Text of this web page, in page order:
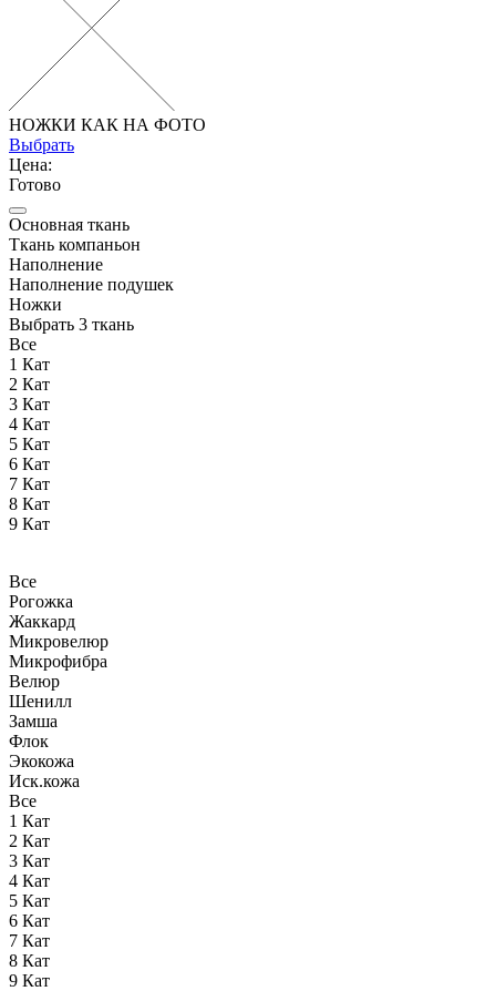
НОЖКИ КАК НА ФОТО
Выбрать
Цена:
Готово
Основная ткань
Ткань компаньон
Наполнение
Наполнение подушек
Ножки
Выбрать 3 ткань
Все
1 Кат
2 Кат
3 Кат
4 Кат
5 Кат
6 Кат
7 Кат
8 Кат
9 Кат
Все
Рогожка
Жаккард
Микровелюр
Микрофибра
Велюр
Шенилл
Замша
Флок
Экокожа
Иск.кожа
Все
1 Кат
2 Кат
3 Кат
4 Кат
5 Кат
6 Кат
7 Кат
8 Кат
9 Кат